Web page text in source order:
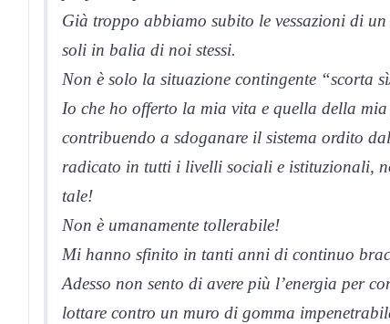
Già troppo abbiamo subito le vessazioni di
soli in balia di noi stessi.
Non è solo la situazione contingente “scorta
Io che ho offerto la mia vita e quella della
contribuendo a sdoganare il sistema ordito
radicato in tutti i livelli sociali e istituzionali,
tale!
Non è umanamente tollerabile!
Mi hanno sfinito in tanti anni di continuo
Adesso non sento di avere più l’energia per
lottare contro un muro di gomma